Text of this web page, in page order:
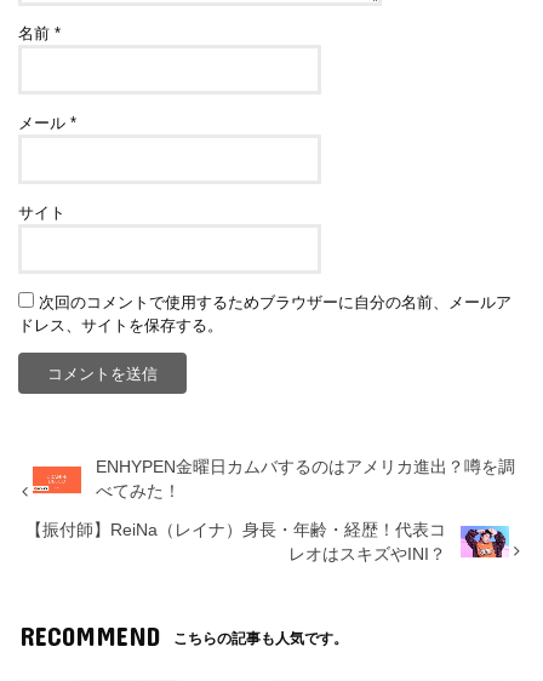
名前*
メール*
サイト
次回のコメントで使用するためブラウザーに自分の名前、メールア
ドレス、サイトを保存する。
ENHYPEN金曜日カムバするのはアメリカ進出？噂を調
べてみた！
【振付師】ReiNa（レイナ）身長・年齢・経歴！代表コ
レオはスキズやINI？
RECOMMEND こちらの記事も人気です。